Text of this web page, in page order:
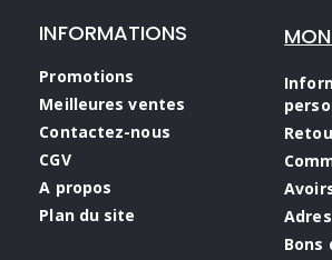
INFORMATIONS
Promotions
Meilleures ventes
Contactez-nous
CGV
A propos
Plan du site
Bons